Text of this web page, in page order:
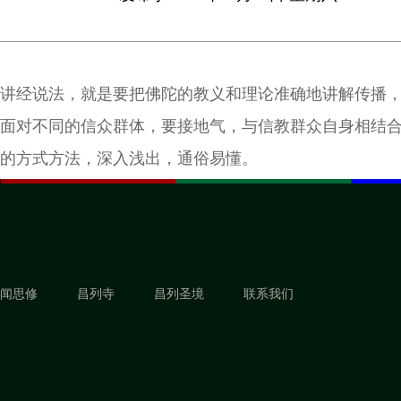
讲经说法，就是要把佛陀的教义和理论准确地讲解传播
面对不同的信众群体，要接地气，与信教群众自身相结
的方式方法，深入浅出，通俗易懂。
闻思修 昌列寺 昌列圣境 联系我们